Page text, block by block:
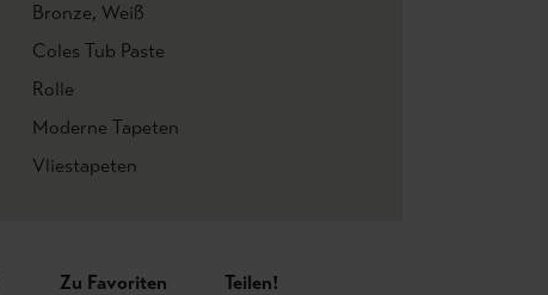
Bronze, Weiß
Coles Tub Paste
Rolle
Moderne Tapeten
Vliestapeten
Zu Favoriten Teilen!